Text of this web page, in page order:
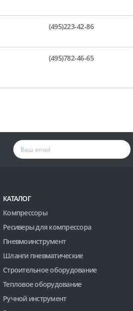
(495)223-42-86
(495)782-46-65
КАТАЛОГ
Компрессоры
Ресиверы для компрессора
Пневмоинструмент
Шланги пневматические
Строительное оборудование
Тепловое оборудование
Ручной инструмент